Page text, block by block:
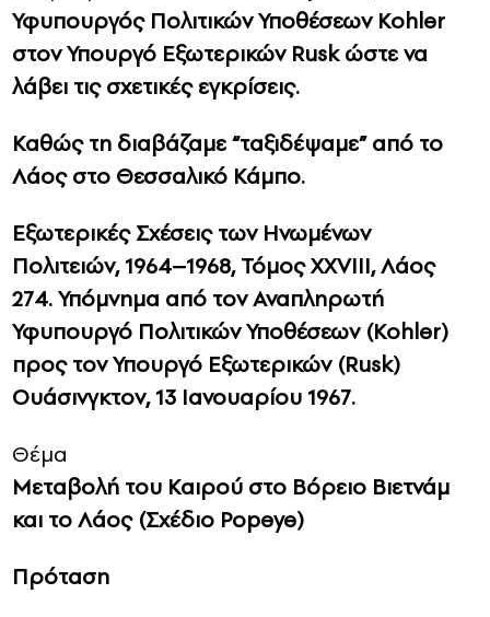
Υφυπουργός Πολιτικών Υποθέσεων Kohler
στον Υπουργό Εξωτερικών Rusk ώστε να
λάβει τις σχετικές εγκρίσεις.
Καθώς τη διαβάζαμε “ταξιδέψαμε” από το
Λάος στο Θεσσαλικό Κάμπο.
Εξωτερικές Σχέσεις των Ηνωμένων
Πολιτειών, 1964–1968, Τόμος XXVIII, Λάος
274. Υπόμνημα από τον Αναπληρωτή
Υφυπουργό Πολιτικών Υποθέσεων (Kohler)
προς τον Υπουργό Εξωτερικών (Rusk)
Ουάσινγκτον, 13 Ιανουαρίου 1967.
Θέμα
Μεταβολή του Καιρού στο Βόρειο Βιετνάμ
και το Λάος (Σχέδιο Popeye)
Πρόταση